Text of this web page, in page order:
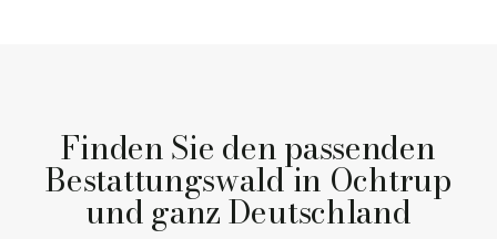
Finden Sie den passenden
Bestattungswald in Ochtrup
und ganz Deutschland